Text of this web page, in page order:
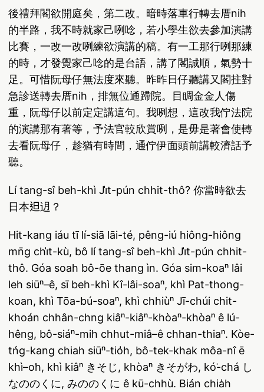
後禮拜閣欲開庭矣，第二改。暗時落車行轉去厝nih
的半路，我不時就家己咧唸，若小學生欲去參加演講
比賽，一改一改咧練欲演講的稿。有一工那行咧那練
的時，才發覺家己唸的是台語，講了閣誠順，氣勢十
足。可惜阮母仔無法度來聽。昨昨日仔聽講又閣拄對
急診送轉去厝nih，排無位通蹛院。目睭金金人傷
重，阮母仔以前定定講這句。我咧想，這改我佇法院
的演講那有著等，予法官較欣賞咧，是毋是著會使轉
去看阮母仔，趁猶有時間，通佇伊面頭前講較濟話予
聽。
Lí tang-sî beh-khì Ji̍t-pún chhit-thô? 你當時欲去
日本𨑨迌？
Hit-kang iáu tī lí-siā lāi-té, pêng-iú hiông-hiông
mn̄g chi̍t-kù, bô lí tang-sî beh-khì Ji̍t-pún chhit-
thô. Góa soah bô-ōe thang ìn. Góa sim-koaⁿ lâi
leh siūⁿ–ê, sī beh-khì Kî-lâi-soaⁿ, khì Pat-thong-
koan, khì Tōa-bú-soaⁿ, khì chhiùⁿ Jī-chúi chit-
khoán chhân-chng kiâⁿ-kiâⁿ-khòaⁿ-khòaⁿ ê lú-
hêng, bô-siáⁿ-mih chhut-miâ–ê chhan-thiaⁿ. Kòe-
tńg-kang chiah siūⁿ-tio̍h, bô-tek-khak môa-nî ē
khì–o͘h, khì kiâⁿ きそじ, khòaⁿ きそがわ, kó͘-chá し
なののくに, みののくに ê kū-chhù. Bián chia̍h